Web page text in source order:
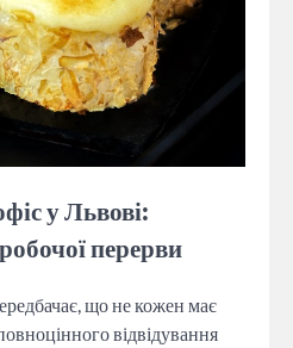
у Львові:
перерви
що не кожен має
відвідування